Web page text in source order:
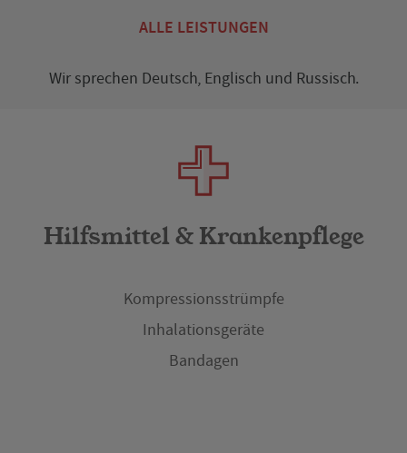
ALLE LEISTUNGEN
Wir sprechen Deutsch, Englisch und Russisch.
Hilfsmittel & Krankenpflege
Kompressionsstrümpfe
Inhalationsgeräte
Bandagen